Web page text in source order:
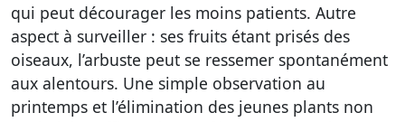
qui peut décourager les moins patients. Autre
aspect à surveiller : ses fruits étant prisés des
oiseaux, l’arbuste peut se ressemer spontanément
aux alentours. Une simple observation au
printemps et l’élimination des jeunes plants non